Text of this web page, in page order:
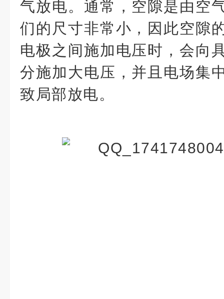
气放电。通常，空隙是由空
们的尺寸非常小，因此空隙
电极之间施加电压时，会向
分施加大电压，并且电场集
致局部放电。